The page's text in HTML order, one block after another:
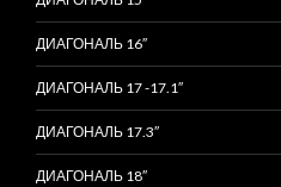
ДИАГОНАЛЬ 16″
ДИАГОНАЛЬ 17 -17.1″
ДИАГОНАЛЬ 17.3″
ДИАГОНАЛЬ 18″